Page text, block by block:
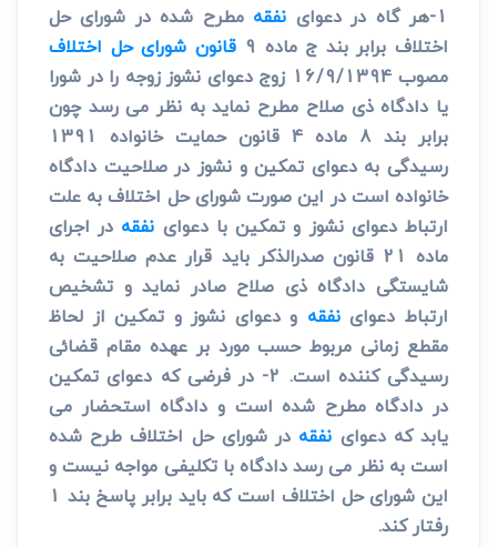
1-هر گاه در دعوای نفقه مطرح شده در شورای حل
اختلاف برابر بند ج ماده 9
قانون شورای حل اختلاف
مصوب 16/9/1394 زوج دعوای نشوز زوجه را در شورا
یا دادگاه ذی صلاح مطرح نماید به نظر می رسد چون
برابر بند 8 ماده 4 قانون حمایت خانواده 1391
رسیدگی به دعوای تمکین و نشوز در صلاحیت دادگاه
خانواده است در این صورت شورای حل اختلاف به علت
ارتباط دعوای نشوز و تمکین با دعوای نفقه در اجرای
ماده 21 قانون صدرالذکر باید قرار عدم صلاحیت به
شایستگی دادگاه ذی صلاح صادر نماید و تشخیص
ارتباط دعواینفقه و دعوای نشوز و تمکین از لحاظ
مقطع زمانی مربوط حسب مورد بر عهده مقام قضائی
رسیدگی کننده است. 2- در فرضی که دعوای تمکین
در دادگاه مطرح شده است و دادگاه استحضار می
یابد که دعوای نفقه در شورای حل اختلاف طرح شده
است به نظر می رسد دادگاه با تکلیفی مواجه نیست و
این شورای حل اختلاف است که باید برابر پاسخ بند 1
رفتار کند.